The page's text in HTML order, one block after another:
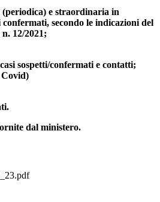
e straordinaria in
secondo le indicazioni del
12/2021;
sospetti/confermati e contatti;
Covid)
dal ministero.